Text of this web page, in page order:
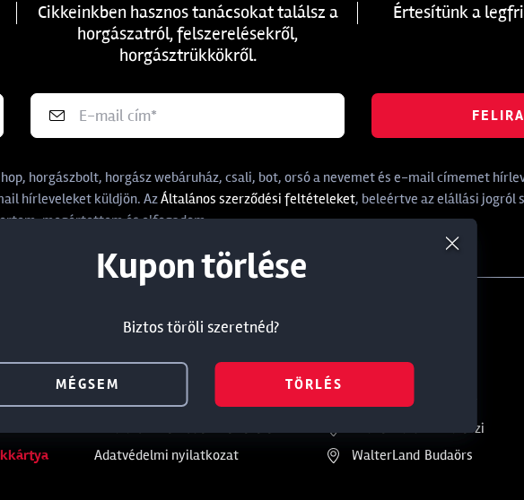
Cikkeinkben hasznos tanácsokat találsz a
horgászatról, felszerelésekről,
horgásztrükkökről.
Értesítünk a
horgászbolt, horgász webáruház, csali, bot, orsó a nevemet és e-mail címemet
hírleveleket küldjön. AzÁltalános szerződési feltételeket, beleértve az elállási jogról
megértettem és elfogadom.
Információ
Törzsvásárlói kedvezmény
Általános Szerződési Feltételek
Adatvédelmi nyilatkozat
Üzleteink
WalterLand
WalterLand Dunakeszi
WalterLand Budaörs
Termék törlése a kosárból
Biztos töröli szeretnéd?
MÉGSEM TÖRLÉS
Kedvezmény törlése
Biztos töröli szeretnéd?
MÉGSEM TÖRLÉS
Kupon törlése
Biztos töröli szeretnéd?
MÉGSEM TÖRLÉS